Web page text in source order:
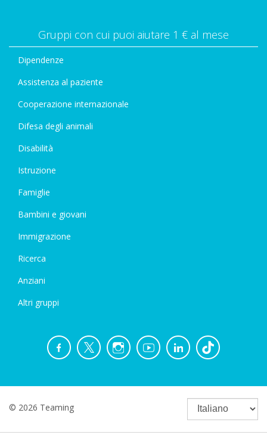
Gruppi con cui puoi aiutare 1 € al mese
Dipendenze
Assistenza al paziente
Cooperazione internazionale
Difesa degli animali
Disabilità
Istruzione
Famiglie
Bambini e giovani
Immigrazione
Ricerca
Anziani
Altri gruppi
© 2026 Teaming